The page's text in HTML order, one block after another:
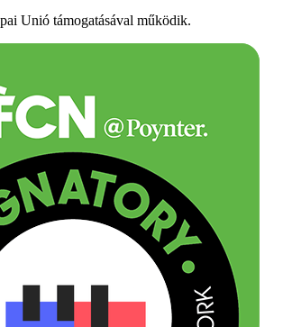
Unió támogatásával működik.